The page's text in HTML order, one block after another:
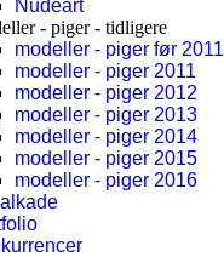
Nudeart
- piger - tidligere
modeller - piger før 2011
modeller - piger 2011
modeller - piger 2012
modeller - piger 2013
modeller - piger 2014
modeller - piger 2015
modeller - piger 2016